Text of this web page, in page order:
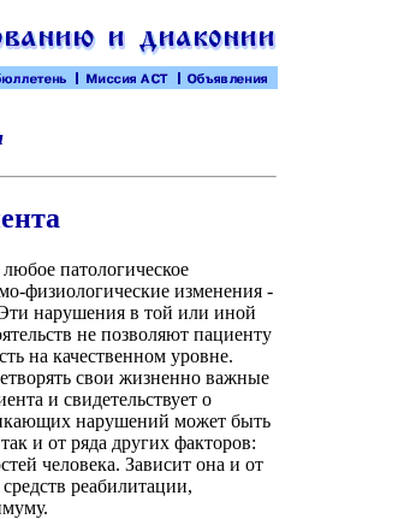
патологическое
физиологические изменения -
нарушения в той или иной
не позволяют пациенту
на качественном уровне.
свои жизненно важные
и свидетельствует о
нарушений может быть
и от ряда других факторов:
человека. Зависит она и от
реабилитации,